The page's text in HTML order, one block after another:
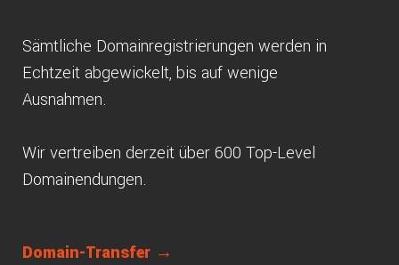
Sämtliche Domainregistrierungen werden in
Echtzeit abgewickelt, bis auf wenige
Ausnahmen.
Wir vertreiben derzeit über 600 Top-Level
Domainendungen.
Domain-Transfer →